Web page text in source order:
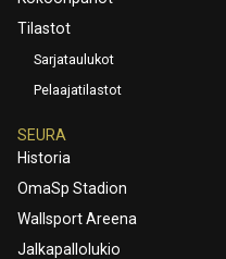
Tilastot
Sarjataulukot
Pelaajatilastot
SEURA
Historia
OmaSp Stadion
Wallsport Areena
Jalkapallolukio